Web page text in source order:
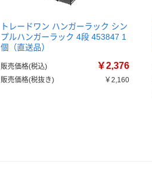
トレードワン ハンガーラック シン
プルハンガーラック 4段 453847 1
個（直送品）
販売価格(税込) ￥2,376
販売価格(税抜き) ￥2,160